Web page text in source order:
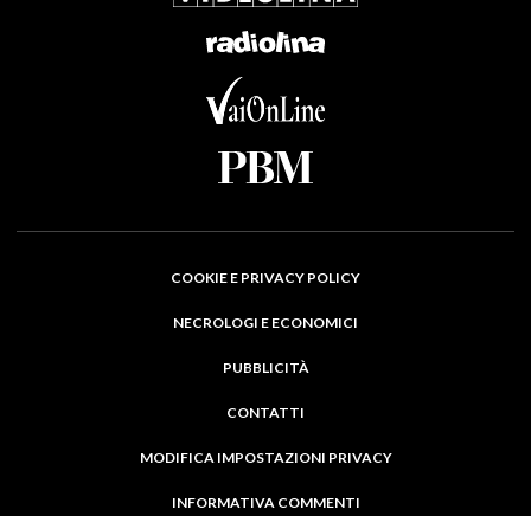
COOKIE E PRIVACY POLICY
NECROLOGI E ECONOMICI
PUBBLICITÀ
CONTATTI
MODIFICA IMPOSTAZIONI PRIVACY
INFORMATIVA COMMENTI